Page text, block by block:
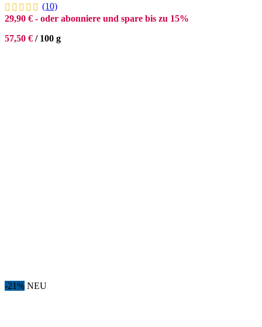
(10)
29,90 € - oder abonniere und spare bis zu 15%
57,50 € / 100 g
-21% NEU